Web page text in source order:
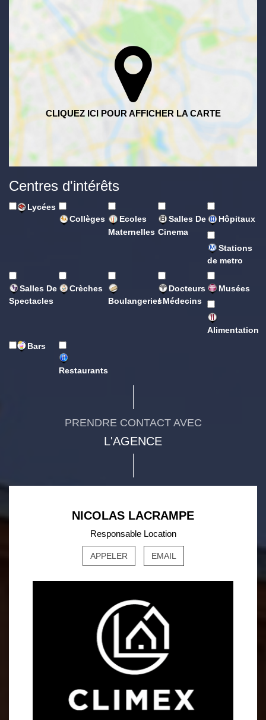
Centres d'intérêts
Lycées
Collèges
Ecoles
Maternelles
Salles De
Cinema
Hôpitaux
Stations
de metro
Salles De
Spectacles
Crèches
Boulangeries
Docteurs
/ Médecins
Musées
Alimentation
Bars
Restaurants
PRENDRE CONTACT AVEC
L'AGENCE
NICOLAS LACRAMPE
Responsable Location
APPELER EMAIL